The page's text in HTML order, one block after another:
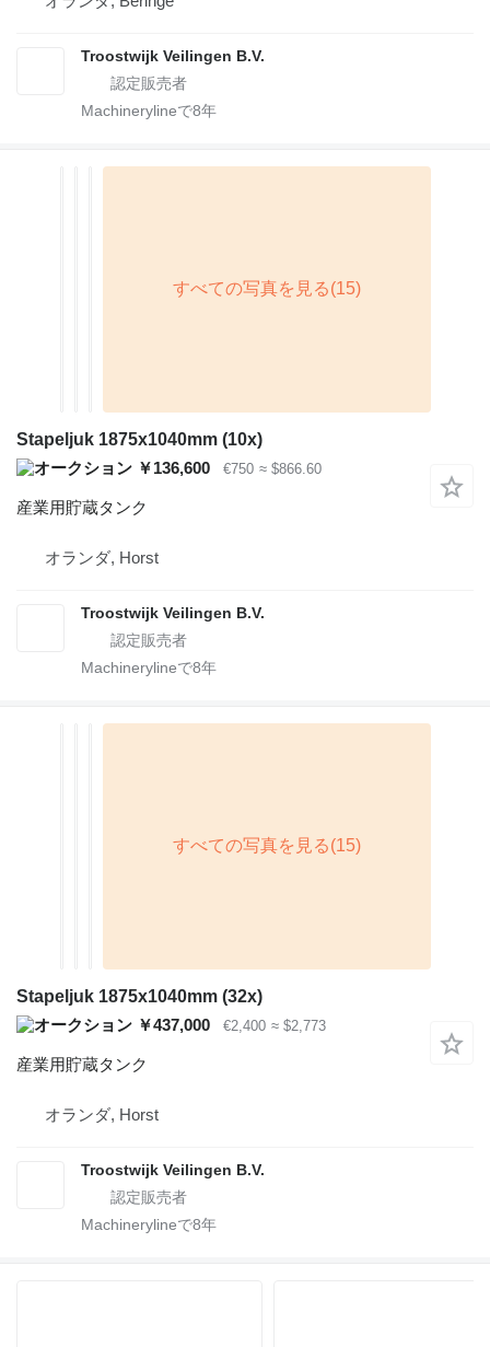
Troostwijk Veilingen B.V.
Machinerylineで8年
Stapeljuk 1875x1040mm (10x)
￥136,600
€750 ≈ $866.60
産業用貯蔵タンク
オランダ, Horst
Troostwijk Veilingen B.V.
Machinerylineで8年
Stapeljuk 1875x1040mm (32x)
￥437,000
€2,400 ≈ $2,773
産業用貯蔵タンク
オランダ, Horst
Troostwijk Veilingen B.V.
Machinerylineで8年